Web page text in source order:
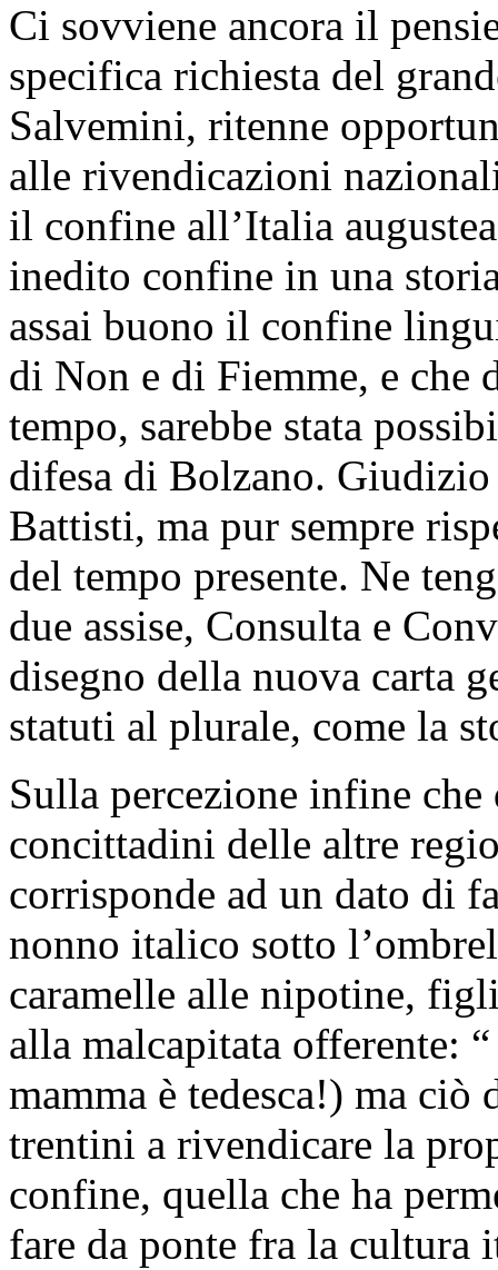
Ci sovviene ancora il
specifica richiesta del
Salvemini, ritenne
alle rivendicazioni
il confine all’Italia
inedito confine in una
assai buono il confine
di Non e di Fiemme, e
tempo, sarebbe stata
difesa di Bolzano. Giudizio
Battisti, ma pur sempre
del tempo presente. Ne
due assise, Consulta e
disegno della nuova carta
statuti al plurale, come la
Sulla percezione infine
concittadini delle altre
corrisponde ad un dato di
nonno italico sotto
caramelle alle nipotine,
alla malcapitata offerente:
mamma è tedesca!) ma
trentini a rivendicare la
confine, quella che ha
fare da ponte fra la cultura